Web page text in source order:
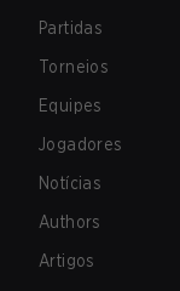
Partidas
Torneios
Equipes
Jogadores
Notícias
Authors
Artigos